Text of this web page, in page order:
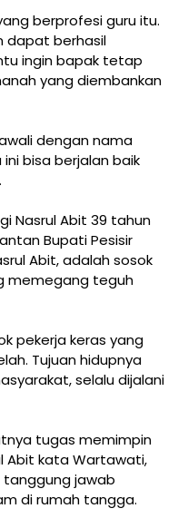
berprofesi guru itu.
dapat berhasil
ingin bapak tetap
yang diembankan
dengan nama
ini bisa berjalan baik
Nasrul Abit 39 tahun
Bupati Pesisir
Abit, adalah sosok
memegang teguh
pekerja keras yang
Tujuan hidupnya
selalu dijalani
tugas memimpin
Abit kata Wartawati,
jawab
di rumah tangga.